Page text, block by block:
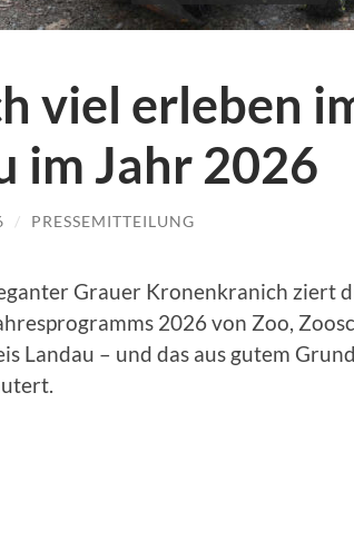
viel erleben
im Jahr 2026
/ PRESSEMITTEILUNG
Grauer Kronenkranich ziert
2026 von Zoo,
Landau – und das aus gutem